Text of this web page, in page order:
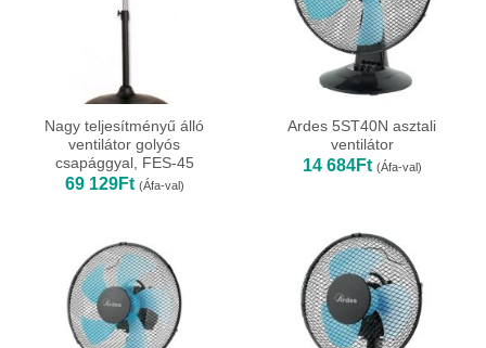
Nagy teljesítményű álló
ventilátor golyós
csapággyal, FES-45
69 129Ft (Áfa-val)
Ardes 5ST40N asztali
ventilátor
14 684Ft (Áfa-val)